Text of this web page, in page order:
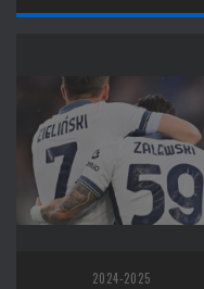
2024-2025